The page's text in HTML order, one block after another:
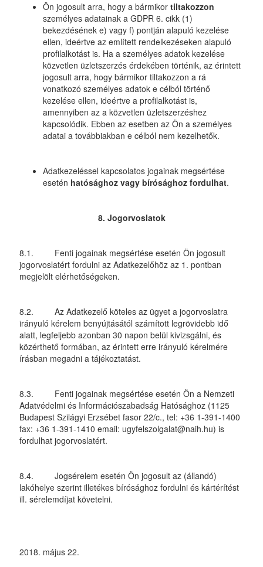
Ön jogosult arra, hogy a bármikor tiltakozzon
személyes adatainak a GDPR 6. cikk (1)
bekezdésének e) vagy f) pontján alapuló kezelése
ellen, ideértve az említett rendelkezéseken alapuló
profilalkotást is. Ha a személyes adatok kezelése
közvetlen üzletszerzés érdekében történik, az érintett
jogosult arra, hogy bármikor tiltakozzon a rá
vonatkozó személyes adatok e célból történő
kezelése ellen, ideértve a profilalkotást is,
amennyiben az a közvetlen üzletszerzéshez
kapcsolódik. Ebben az esetben az Ön a személyes
adatai a továbbiakban e célból nem kezelhetők.
Adatkezeléssel kapcsolatos jogainak megsértése
esetén hatósághoz vagy bírósághoz fordulhat.
8. Jogorvoslatok
8.1. Fenti jogainak megsértése esetén Ön jogosult
jogorvoslatért fordulni az Adatkezelőhöz az 1. pontban
megjelölt elérhetőségeken.
8.2. Az Adatkezelő köteles az ügyet a jogorvoslatra
irányuló kérelem benyújtásától számított legrövidebb idő
alatt, legfeljebb azonban 30 napon belül kivizsgálni, és
közérthető formában, az érintett erre irányuló kérelmére
írásban megadni a tájékoztatást.
8.3. Fenti jogainak megsértése esetén Ön a Nemzeti
Adatvédelmi és Információszabadság Hatósághoz (1125
Budapest Szilágyi Erzsébet fasor 22/c., tel: +36 1-391-1400
fax: +36 1-391-1410 email: ugyfelszolgalat@naih.hu) is
fordulhat jogorvoslatért.
8.4. Jogsérelem esetén Ön jogosult az (állandó)
lakóhelye szerint illetékes bírósághoz fordulni és kártérítést
ill. sérelemdíjat követelni.
2018. május 22.